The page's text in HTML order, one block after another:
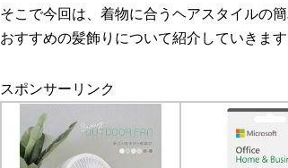
そこで今回は、着物に合うヘアスタイルの簡
おすすめの髪飾りについて紹介していきます
スポンサーリンク